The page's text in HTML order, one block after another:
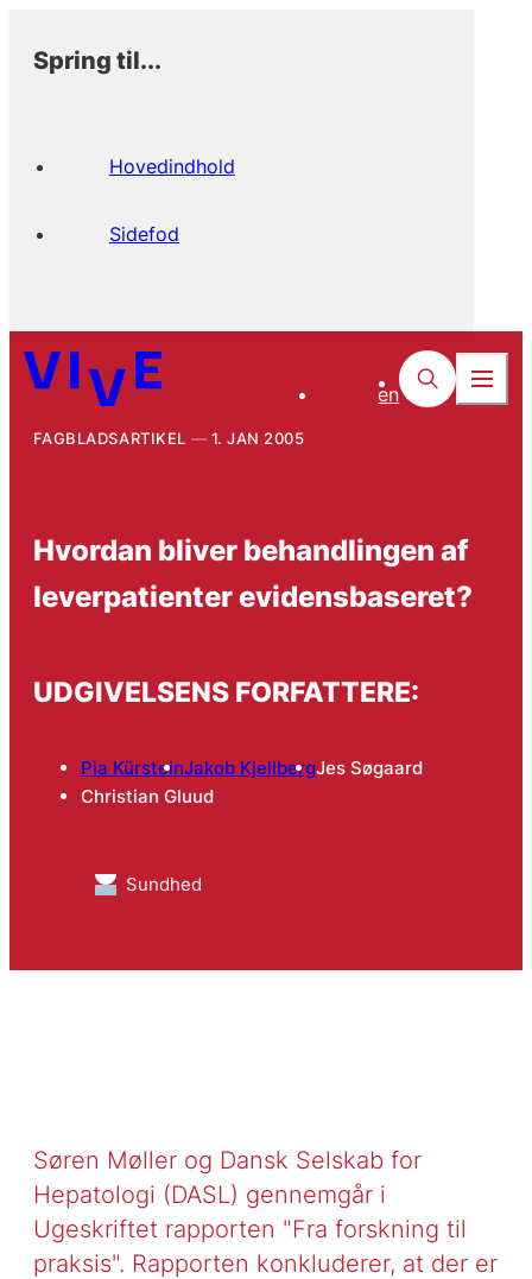
Spring til...
Hovedindhold
Sidefod
en
FAGBLADSARTIKEL 1. JAN 2005
Hvordan bliver behandlingen af
leverpatienter evidensbaseret?
UDGIVELSENS FORFATTERE:
Pia KürsteinJakob KjellbergJes Søgaard
Christian Gluud
Sundhed
Søren Møller og Dansk Selskab for
Hepatologi (DASL) gennemgår i
Ugeskriftet rapporten "Fra forskning til
praksis". Rapporten konkluderer, at der er